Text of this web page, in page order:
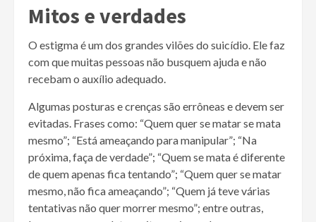
Mitos e verdades
O estigma é um dos grandes vilões do suicídio. Ele faz
com que muitas pessoas não busquem ajuda e não
recebam o auxílio adequado.
Algumas posturas e crenças são errôneas e devem ser
evitadas. Frases como: “Quem quer se matar se mata
mesmo”; “Está ameaçando para manipular”; “Na
próxima, faça de verdade”; “Quem se mata é diferente
de quem apenas fica tentando”; “Quem quer se matar
mesmo, não fica ameaçando”; “Quem já teve várias
tentativas não quer morrer mesmo”; entre outras,